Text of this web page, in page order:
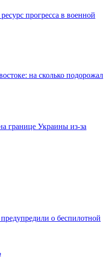
прогресса в военной
на сколько подорожал
границе Украины из-за
о беспилотной